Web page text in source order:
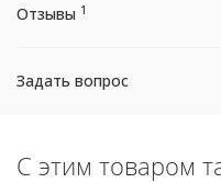
Отзывы 1
Задать вопрос
С этим товаром